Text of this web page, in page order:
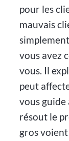
pour les
mauvais
vous avez
vous. Il
peut
vous
résout le
gros